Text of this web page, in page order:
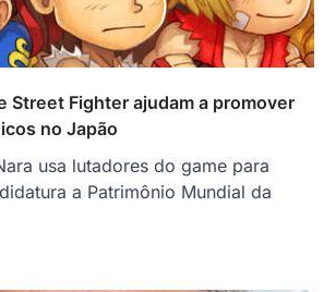
Street Fighter ajudam a promover
no Japão
usa lutadores do game para
a Patrimônio Mundial da